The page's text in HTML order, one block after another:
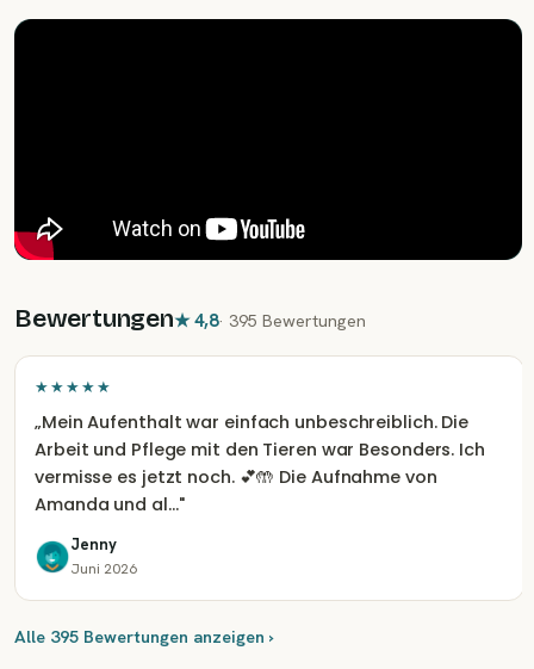
Bewertungen★4,8· 395 Bewertungen
★★★★★
„Mein Aufenthalt war einfach unbeschreiblich. Die
Arbeit und Pflege mit den Tieren war Besonders. Ich
vermisse es jetzt noch. 💕🤲 Die Aufnahme von
Amanda und al…"
Jenny
Juni 2026
Alle 395 Bewertungen anzeigen ›